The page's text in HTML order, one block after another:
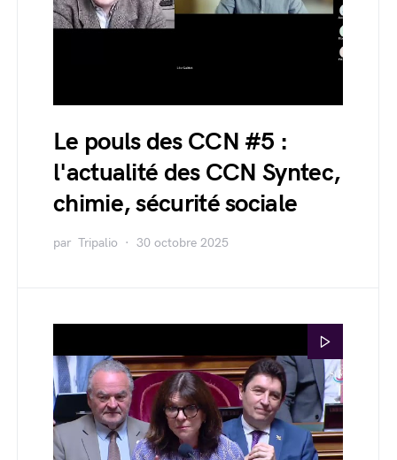
Le pouls des CCN #5 :
l'actualité des CCN Syntec,
chimie, sécurité sociale
par Tripalio 30 octobre 2025